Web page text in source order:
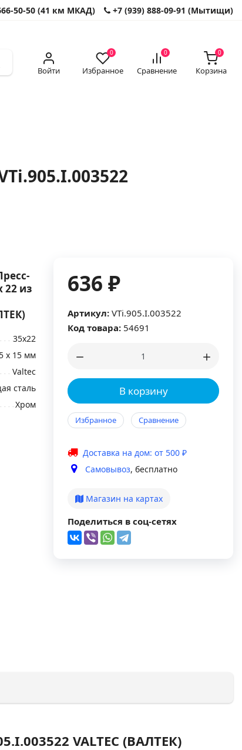
50-50 (41 км МКАД) +7 (939) 888-09-91 (Мытищи)
Войти
0
Избранное
0
Сравнение
0
Корзина
636 ₽
Артикул: VTi.905.I.003522
Код товара: 54691
В корзину
Избранное Сравнение
Доставка на дом: от 500 ₽
Самовывоз, бесплатно
Магазин на картах
Поделиться в соц-сетях
22 из
35x22
х 15 мм
Valtec
сталь
Хром
VALTEC (ВАЛТЕК)